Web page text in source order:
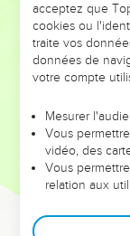
ET SI LEURS
leur foi ou leur
et les saisons
Dans cette
clés pour
acceptez que
cookies ou
traite vos
données de
votre compte
Mesurer
Vous
vidéo, des
Vous
relation aux